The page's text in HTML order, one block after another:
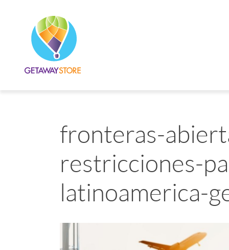
fronteras-
restricciones-
latinoamerica-